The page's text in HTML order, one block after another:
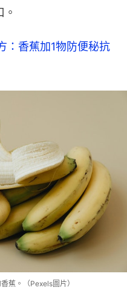
：香蕉加1物防便秘抗
蕉。（Pexels圖片）